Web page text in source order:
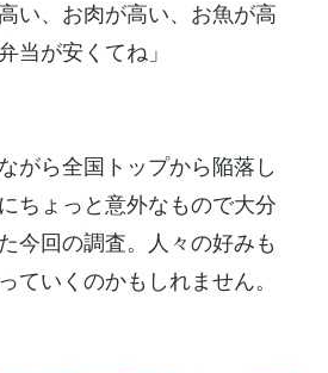
い、お肉が高い、お魚が高
当が安くてね」
がら全国トップから陥落し
ちょっと意外なもので大分
今回の調査。人々の好みも
ていくのかもしれません。